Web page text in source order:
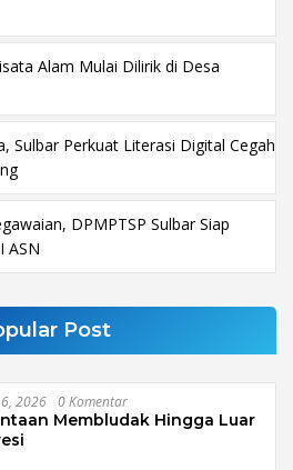
Alam Mulai Dilirik di Desa
Sulbar Perkuat Literasi Digital Cegah
DPMPTSP Sulbar Siap
ASN
Post
2026 0 Komentar
Membludak Hingga Luar